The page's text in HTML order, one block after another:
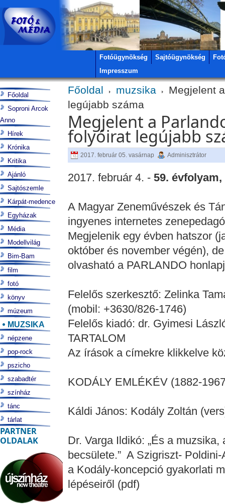
Fotóügynökség Sajtóügynökség
Impresszum
Főoldal muzsika
Megjelent
legújabb száma
Megjelent a
folyóirat legújabb
2017. február 05. vasárnap Adminisztrátor
2017. február 4. - 59. évfolyam,
A Magyar Zeneművészek és
ingyenes internetes
Megjelenik egy évben hatszor
október és november végén),
olvasható a PARLANDO
Felelős szerkesztő: Zelinka
(mobil: +3630/826-1746)
Felelős kiadó: dr. Gyimesi
TARTALOM
Az írások a címekre klikkelve
KODÁLY EMLÉKÉV (1882-
Káldi János: Kodály Zoltán
Dr. Varga Ildikó: „És a
becsülete.” A Szigriszt-
a Kodály-koncepció gyakorlati
lépéseiről (pdf)
Főoldal
Soproni Arcok
Anno
Hírek
Krónika
Kritika
Ajánló
Sajtószemle
Kárpát-medence
Egyházak
Média
Modellvilág
Bim-Bam
film
fotó
könyv
múzeum
MUZSIKA
népzene
pop-rock
pszicho
szabadtér
színház
tánc
tárlat
PARTNER
OLDALAK